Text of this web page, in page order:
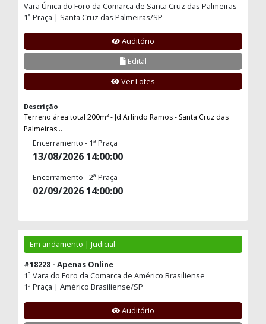
Vara Única do Foro da Comarca de Santa Cruz das Palmeiras
1ª Praça | Santa Cruz das Palmeiras/SP
Auditório
Edital
Ver Lotes
Descrição
Terreno área total 200m² - Jd Arlindo Ramos - Santa Cruz das
Palmeiras...
Encerramento - 1ª Praça
13/08/2026 14:00:00
Encerramento - 2ª Praça
02/09/2026 14:00:00
Em andamento | Judicial
#18228 - Apenas Online
1ª Vara do Foro da Comarca de Américo Brasiliense
1ª Praça | Américo Brasiliense/SP
Auditório